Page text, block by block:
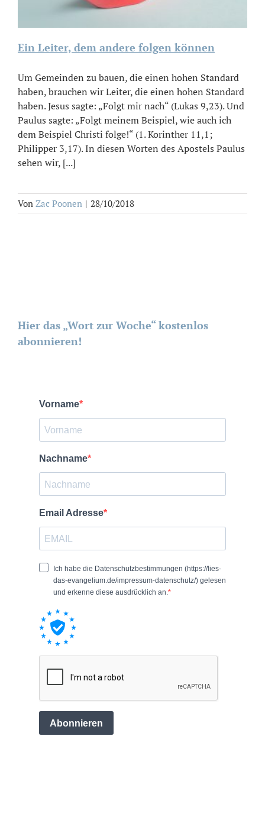
Ein Leiter, dem andere folgen können
Um Gemeinden zu bauen, die einen hohen Standard
haben, brauchen wir Leiter, die einen hohen Standard
haben. Jesus sagte: „Folgt mir nach“ (Lukas 9,23). Und
Paulus sagte: „Folgt meinem Beispiel, wie auch ich
dem Beispiel Christi folge!“ (1. Korinther 11,1;
Philipper 3,17). In diesen Worten des Apostels Paulus
sehen wir, [...]
Von Zac Poonen | 28/10/2018
Hier das „Wort zur Woche“ kostenlos
abonnieren!